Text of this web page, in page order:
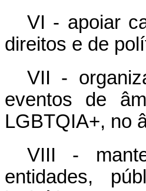
VI - apoiar
direitos e de
VII -
eventos de
LGBTQIA+, no
VIII -
entidades,